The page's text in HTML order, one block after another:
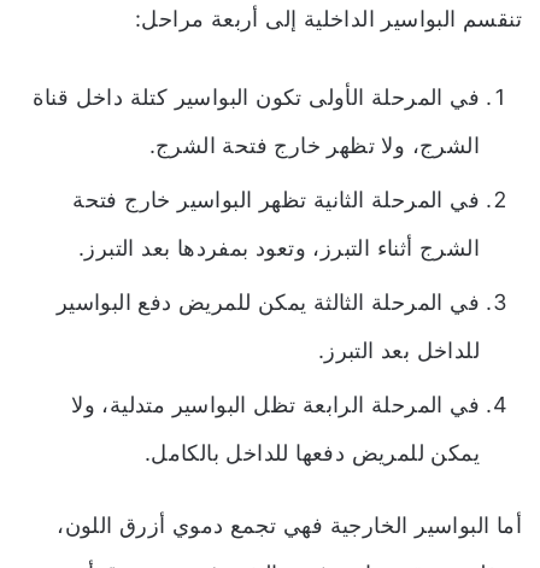
تنقسم البواسير الداخلية إلى أربعة مراحل:
في المرحلة الأولى تكون البواسير كتلة داخل قناة
الشرج، ولا تظهر خارج فتحة الشرج.
في المرحلة الثانية تظهر البواسير خارج فتحة
الشرج أثناء التبرز، وتعود بمفردها بعد التبرز.
في المرحلة الثالثة يمكن للمريض دفع البواسير
للداخل بعد التبرز.
في المرحلة الرابعة تظل البواسير متدلية، ولا
يمكن للمريض دفعها للداخل بالكامل.
أما البواسير الخارجية فهي تجمع دموي أزرق اللون،